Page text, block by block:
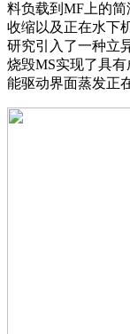
料负载到MF上的
收缩以及正在水下
研究引入了一种立
烧毁MS实现了具
能驱动界面蒸发正